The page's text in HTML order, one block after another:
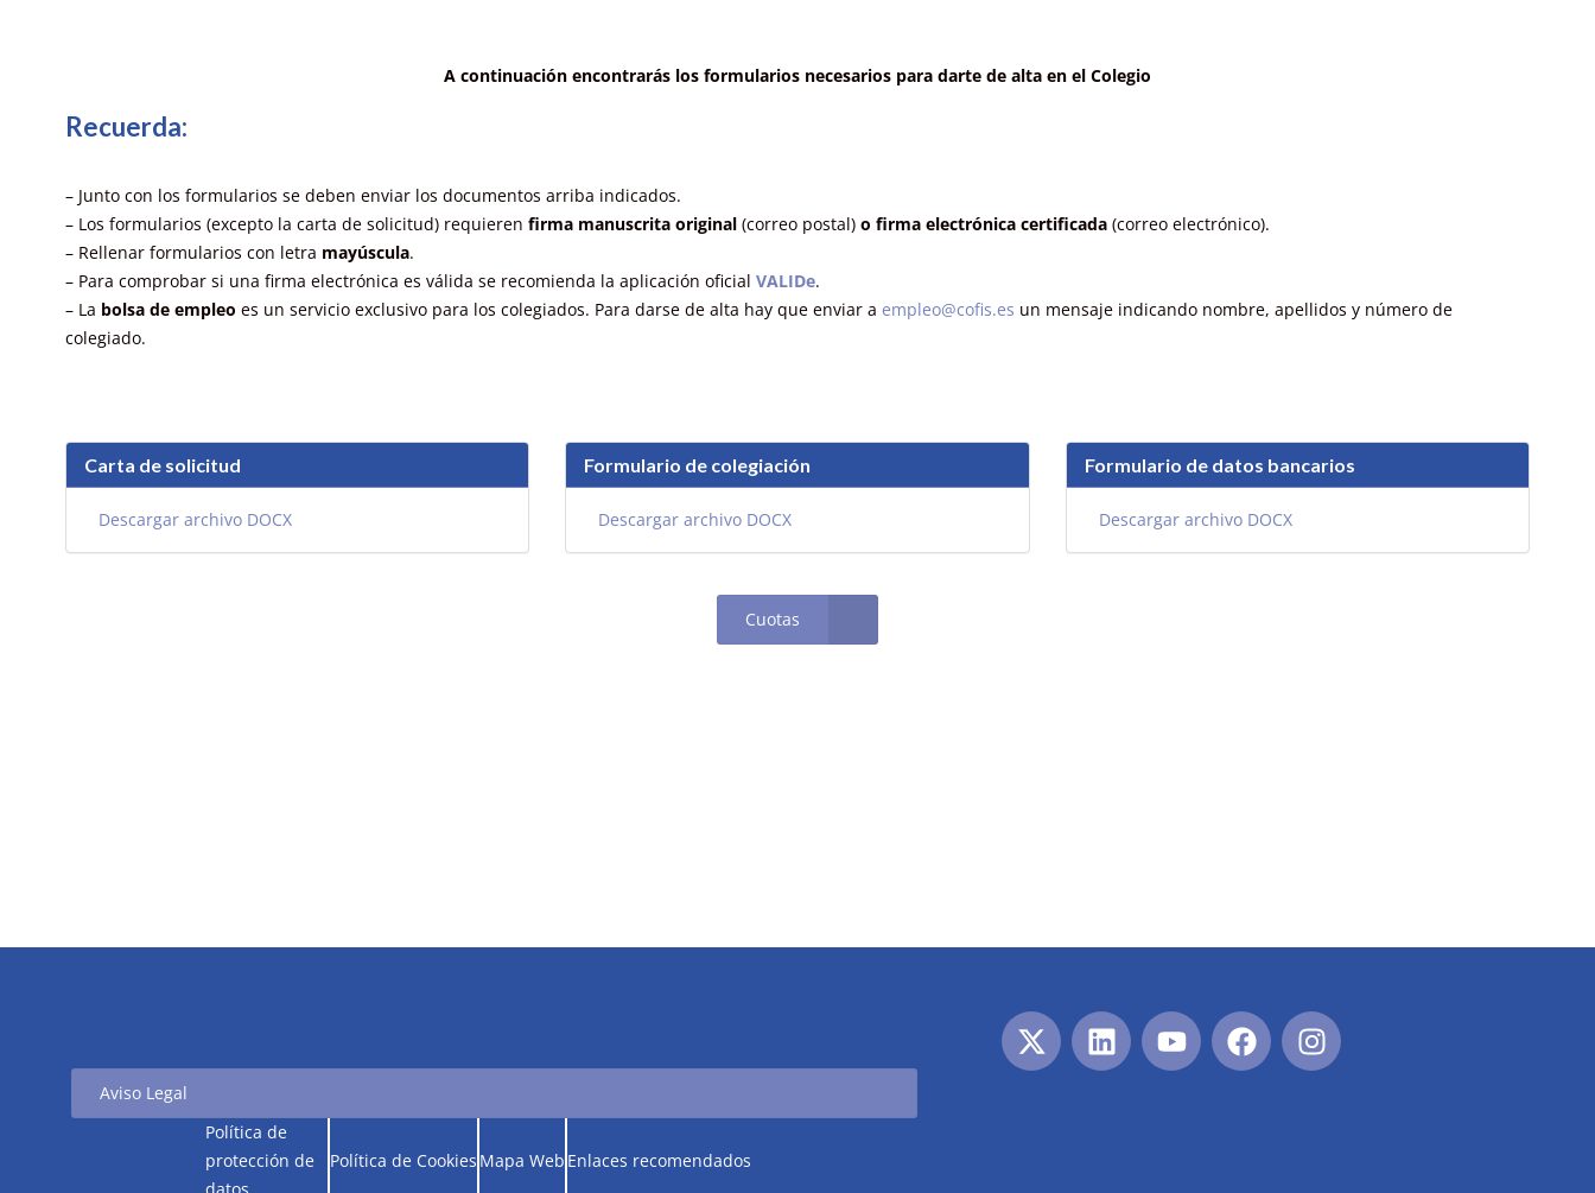
A continuación encontrarás los formularios necesarios para darte de alta en el Colegio
Recuerda:
– Junto con los formularios se deben enviar los documentos arriba indicados.
– Los formularios (excepto la carta de solicitud) requieren firma manuscrita original (correo postal)o firma electrónica certificada(correo electrónico).
– Rellenar formularios con letra mayúscula.
– Para comprobar si una firma electrónica es válida se recomienda la aplicación oficial VALIDe.
– La bolsa de empleo es un servicio exclusivo para los colegiados. Para darse de alta hay que enviar a empleo@cofis.es un mensaje indicando nombre, apellidos y número de
colegiado.
Carta de solicitud
Descargar archivo DOCX
Formulario de colegiación
Descargar archivo DOCX
Formulario de datos bancarios
Descargar archivo DOCX
Cuotas
Aviso Legal
Política de
protección de
Política de Cookies Mapa Web Enlaces recomendados